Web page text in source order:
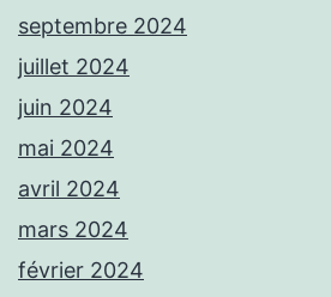
septembre 2024
juillet 2024
juin 2024
mai 2024
avril 2024
mars 2024
février 2024